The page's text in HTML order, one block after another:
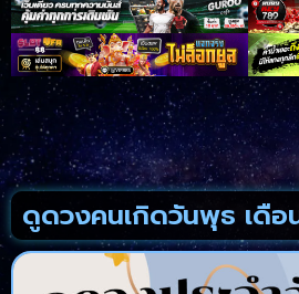
ดูดวงคนเกิดวันพุธ เดื